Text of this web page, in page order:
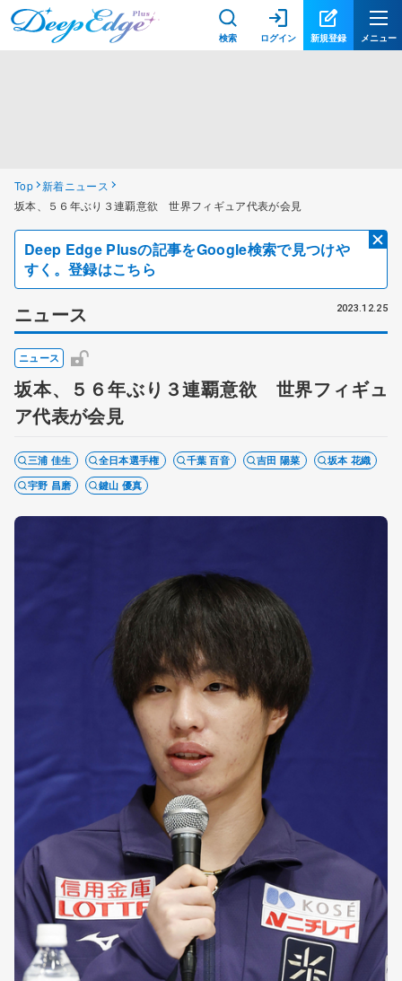
検索 ログイン 新規登録 メニュー
Top 新着ニュース
坂本、５６年ぶり３連覇意欲 世界フィギュア代表が会見
Deep Edge Plusの記事をGoogle検索で見つけや
すく。登録はこちら
ニュース 2023.12.25
ニュース
坂本、５６年ぶり３連覇意欲 世界フィギュ
ア代表が会見
三浦 佳生 全日本選手権 千葉 百音 吉田 陽菜
坂本 花織
宇野 昌磨
鍵山 優真